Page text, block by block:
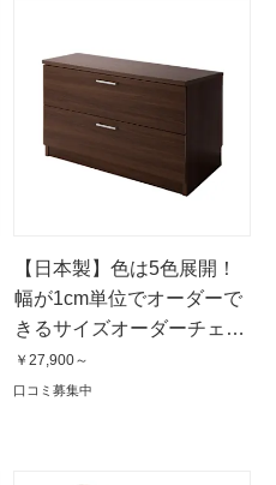
【日本製】色は5色展開！
幅が1cm単位でオーダーで
きるサイズオーダーチェス
ト 2段（高さ53cm）・奥行
52cm・幅25〜80cm
￥27,900～
口コミ募集中